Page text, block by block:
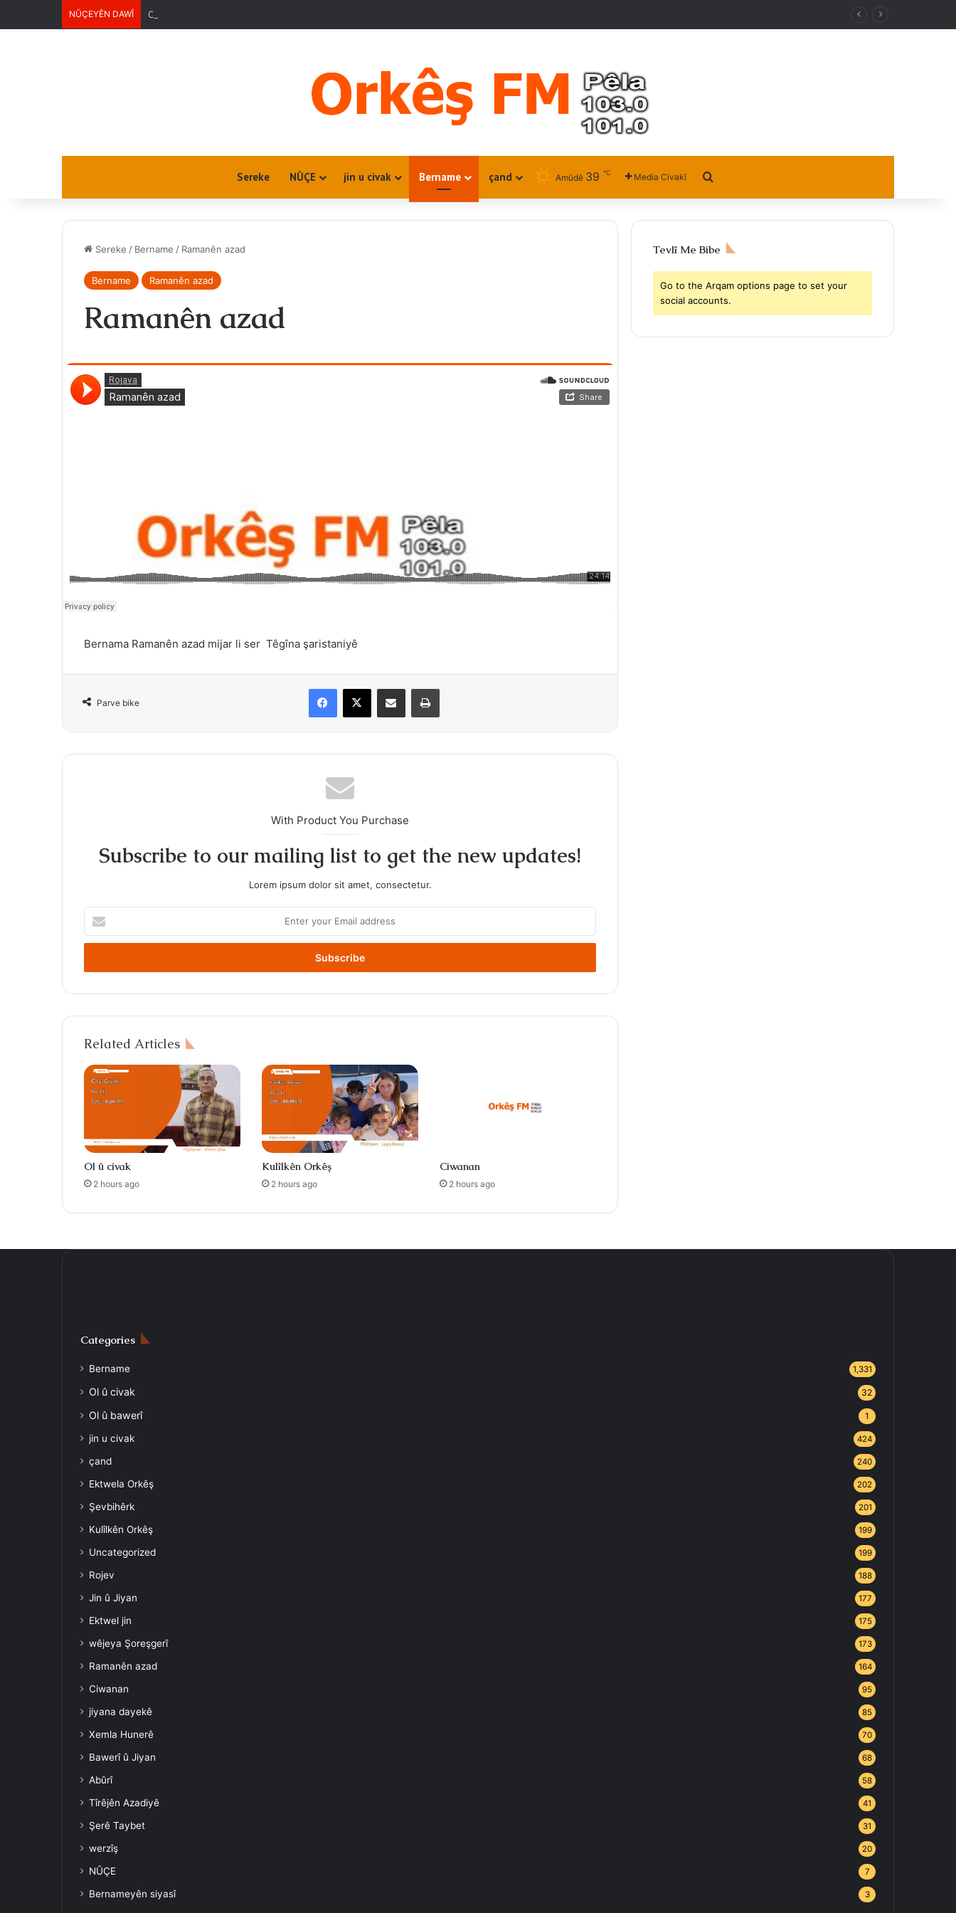
NÛÇEYÊN DAWÎ Ciwanan
Sereke NÛÇE jin u civak Bername çand Amûdê 39 ℃ Media Civakî
Sereke / Bername / Ramanên azad
Bername Ramanên azad
Ramanên azad
Bernama Ramanên azad mijar li ser Têgîna şaristaniyê
Parve bike
Facebook
X Share via Email Print
With Product You Purchase
Subscribe to our mailing list to get the new updates!
Lorem ipsum dolor sit amet, consectetur.
your
Email
Related Articles
Ol û civak
2 hours ago
Kulîlkên Orkêş
2 hours ago
Ciwanan
2 hours ago
Tevlî Me Bibe
Go to the Arqam options page to set your
social accounts.
Categories
Bername 1,331
Ol û civak 32
Ol û bawerî 1
jin u civak 424
çand 240
Ektwela Orkêş 202
Şevbihêrk 201
Kulîlkên Orkêş 199
Uncategorized 199
Rojev 188
Jin û Jiyan 177
Ektwel jin 175
wêjeya Şoreşgerî 173
Ramanên azad 164
Ciwanan 95
jiyana dayekê 85
Xemla Hunerê 70
Bawerî û Jiyan 68
Abûrî 58
Tîrêjên Azadiyê 41
Şerê Taybet 31
werzîş 20
NÛÇE 7
Bernameyên siyasî 3